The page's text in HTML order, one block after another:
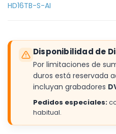
HD16TB-S-AI
Disponibilidad de
Por limitaciones de
duros está reservada
incluyan grabadores
Pedidos especiales:
habitual.